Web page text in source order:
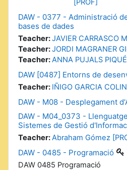
[PROF]
DAW - 0377 - Administració
bases de dades
Teacher:JAVIER CARRASCO
Teacher:JORDI MAGRANER
Teacher:ANNA PUJALS
DAW [0487] Entorns de
Teacher: IÑIGO GARCIA
DAW - M08 - Desplegament
DAW - M04_0373 -
Sistemes de Gestió
Teacher:Abraham Gómez
DAW - 0485 - Programació
DAW 0485 Programació